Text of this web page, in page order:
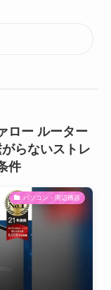
ロー ルーター
らないストレ
件
パソコン・周辺機器